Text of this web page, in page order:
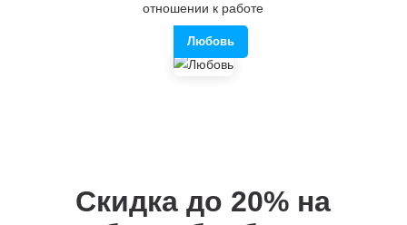
отношении к работе
Любовь
Скидка до 20% на